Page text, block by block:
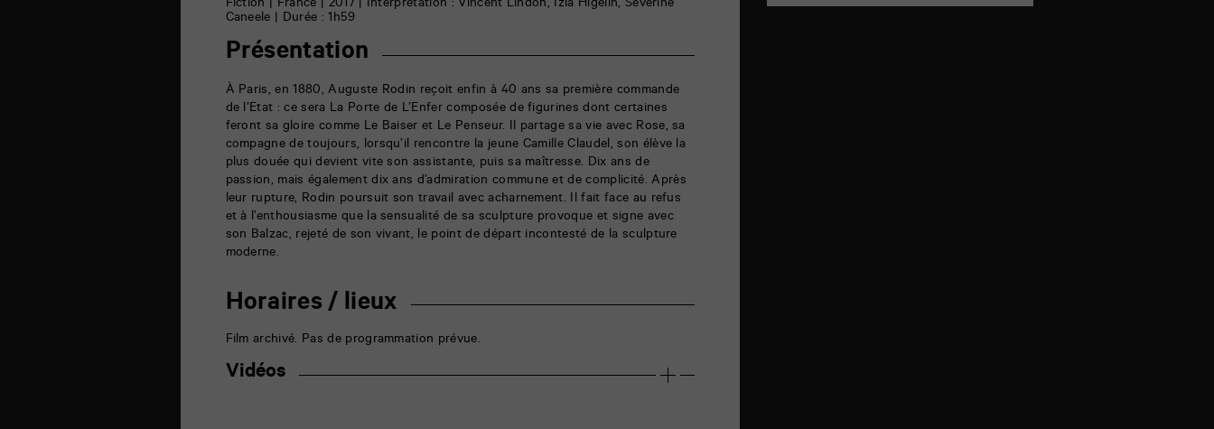
Fiction | France | 2017 | Interprétation : Vincent Lindon, Izïa Higelin, Séverine
Caneele | Durée : 1h59
Présentation
À Paris, en 1880, Auguste Rodin reçoit enfin à 40 ans sa première commande
de l’Etat : ce sera La Porte de L’Enfer composée de figurines dont certaines
feront sa gloire comme Le Baiser et Le Penseur. Il partage sa vie avec Rose, sa
compagne de toujours, lorsqu’il rencontre la jeune Camille Claudel, son élève la
plus douée qui devient vite son assistante, puis sa maîtresse. Dix ans de
passion, mais également dix ans d’admiration commune et de complicité. Après
leur rupture, Rodin poursuit son travail avec acharnement. Il fait face au refus
et à l’enthousiasme que la sensualité de sa sculpture provoque et signe avec
son Balzac, rejeté de son vivant, le point de départ incontesté de la sculpture
moderne.
Horaires / lieux
Film archivé. Pas de programmation prévue.
Vidéos